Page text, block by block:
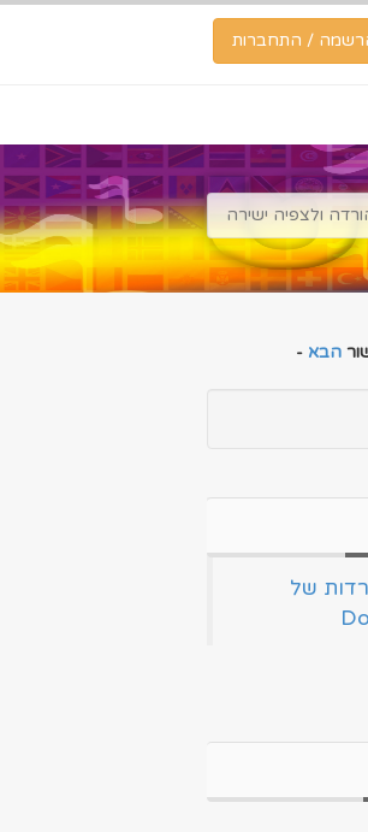
/ התחברות
הבא -
של